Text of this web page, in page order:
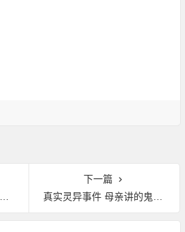
下一篇
真实灵异事件 母亲讲的鬼故事|灵异